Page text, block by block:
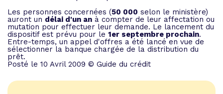
Les personnes concernées (50 000 selon le ministère)
auront un délai d'un an à compter de leur affectation ou
mutation pour effectuer leur demande. Le lancement du
dispositif est prévu pour le 1er septembre prochain.
Entre-temps, un appel d'offres a été lancé en vue de
sélectionner la banque chargée de la distribution du
prêt.
Posté le 10 Avril 2009 © Guide du crédit